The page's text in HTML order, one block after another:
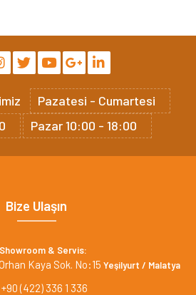
Pazatesi - Cumartesi
Pazar 10:00 - 18:00
Bize Ulaşın
Showroom & Servis:
Kaya Sok. No:15 Yeşilyurt / Malatya
+90 (422) 336 1 336